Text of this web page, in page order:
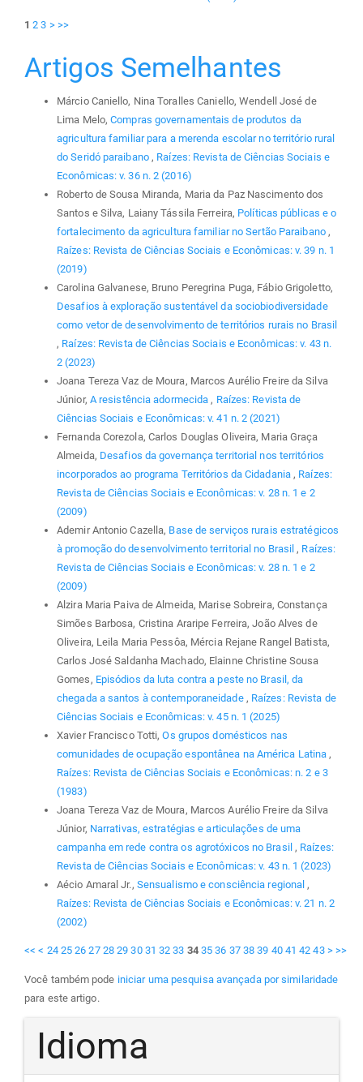
1 2 3 > >>
Artigos Semelhantes
Márcio Caniello, Nina Toralles Caniello, Wendell José de
Lima Melo,Compras governamentais de produtos da
agricultura familiar para a merenda escolar no território rural
do Seridó paraibano , Raízes: Revista de Ciências Sociais e
Econômicas: v. 36 n. 2 (2016)
Roberto de Sousa Miranda, Maria da Paz Nascimento dos
Santos e Silva, Laiany Tássila Ferreira, Políticas públicas e o
fortalecimento da agricultura familiar no Sertão Paraibano ,
Raízes: Revista de Ciências Sociais e Econômicas: v. 39 n. 1
(2019)
Carolina Galvanese, Bruno Peregrina Puga, Fábio Grigoletto,
Desafios à exploração sustentável da sociobiodiversidade
como vetor de desenvolvimento de territórios rurais no Brasil
, Raízes: Revista de Ciências Sociais e Econômicas: v. 43 n.
2 (2023)
Joana Tereza Vaz de Moura, Marcos Aurélio Freire da Silva
Júnior, A resistência adormecida, Raízes: Revista de
Ciências Sociais e Econômicas: v. 41 n. 2 (2021)
Fernanda Corezola, Carlos Douglas Oliveira, Maria Graça
Almeida, Desafios da governança territorial nos territórios
incorporados ao programa Territórios da Cidadania, Raízes:
Revista de Ciências Sociais e Econômicas: v. 28 n. 1 e 2
(2009)
Ademir Antonio Cazella, Base de serviços rurais estratégicos
à promoção do desenvolvimento territorial no Brasil, Raízes:
Revista de Ciências Sociais e Econômicas: v. 28 n. 1 e 2
(2009)
Alzira Maria Paiva de Almeida, Marise Sobreira, Constança
Simões Barbosa, Cristina Araripe Ferreira, João Alves de
Oliveira, Leila Maria Pessôa, Mércia Rejane Rangel Batista,
Carlos José Saldanha Machado, Elainne Christine Sousa
Gomes, Episódios da luta contra a peste no Brasil, da
chegada a santos à contemporaneidade , Raízes: Revista de
Ciências Sociais e Econômicas: v. 45 n. 1 (2025)
Xavier Francisco Totti,Os grupos domésticos nas
comunidades de ocupação espontânea na América Latina,
Raízes: Revista de Ciências Sociais e Econômicas: n. 2 e 3
(1983)
Joana Tereza Vaz de Moura, Marcos Aurélio Freire da Silva
Júnior, Narrativas, estratégias e articulações de uma
campanha em rede contra os agrotóxicos no Brasil , Raízes:
Revista de Ciências Sociais e Econômicas: v. 43 n. 1 (2023)
Aécio Amaral Jr., Sensualismo e consciência regional,
Raízes: Revista de Ciências Sociais e Econômicas: v. 21 n. 2
(2002)
<< < 24 25 26 27 28 29 30 31 32 33 34 35 36 37 38 39 40 41 42 43 > >>
Você também pode iniciar uma pesquisa avançada por similaridade
para este artigo.
Idioma